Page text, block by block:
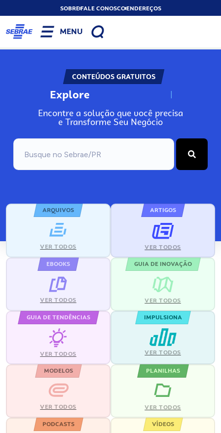
SOBREFALE CONOSCOENDEREÇOS
MENU
CONTEÚDOS GRATUITOS
Explore N
Encontre a solução que você precisa
e Transforme Seu Negócio
ARQUIVOS
VER TODOS
ARTIGOS
VER TODOS
EBOOKS
VER TODOS
GUIA DE INOVAÇÃO
VER TODOS
GUIA DE TENDÊNCIAS
VER TODOS
IMPULSIONA
VER TODOS
MODELOS
VER TODOS
PLANILHAS
VER TODOS
PODCASTS VÍDEOS